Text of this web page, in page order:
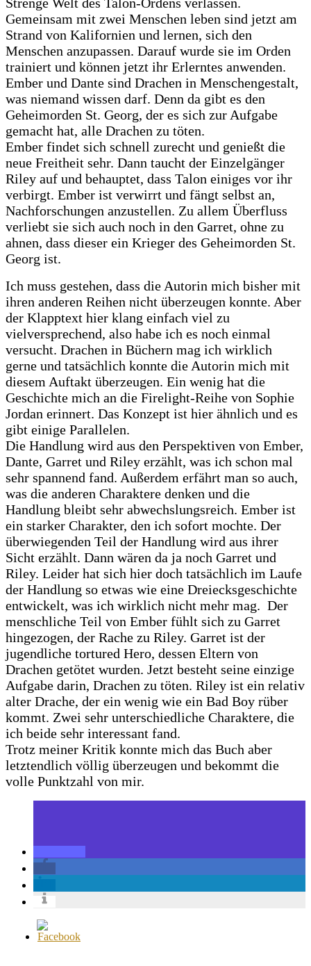
Gemeinsam mit zwei Menschen leben sind jetzt am
Strand von Kalifornien und lernen, sich den
Menschen anzupassen. Darauf wurde sie im Orden
trainiert und können jetzt ihr Erlerntes anwenden.
Ember und Dante sind Drachen in Menschengestalt,
was niemand wissen darf. Denn da gibt es den
Geheimorden St. Georg, der es sich zur Aufgabe
gemacht hat, alle Drachen zu töten.
Ember findet sich schnell zurecht und genießt die
neue Freitheit sehr. Dann taucht der Einzelgänger
Riley auf und behauptet, dass Talon einiges vor ihr
verbirgt. Ember ist verwirrt und fängt selbst an,
Nachforschungen anzustellen. Zu allem Überfluss
verliebt sie sich auch noch in den Garret, ohne zu
ahnen, dass dieser ein Krieger des Geheimorden St.
Georg ist.
Ich muss gestehen, dass die Autorin mich bisher mit
ihren anderen Reihen nicht überzeugen konnte. Aber
der Klapptext hier klang einfach viel zu
vielversprechend, also habe ich es noch einmal
versucht. Drachen in Büchern mag ich wirklich
gerne und tatsächlich konnte die Autorin mich mit
diesem Auftakt überzeugen. Ein wenig hat die
Geschichte mich an die Firelight-Reihe von Sophie
Jordan erinnert. Das Konzept ist hier ähnlich und es
gibt einige Parallelen.
Die Handlung wird aus den Perspektiven von Ember,
Dante, Garret und Riley erzählt, was ich schon mal
sehr spannend fand. Außerdem erfährt man so auch,
was die anderen Charaktere denken und die
Handlung bleibt sehr abwechslungsreich. Ember ist
ein starker Charakter, den ich sofort mochte. Der
überwiegenden Teil der Handlung wird aus ihrer
Sicht erzählt. Dann wären da ja noch Garret und
Riley. Leider hat sich hier doch tatsächlich im Laufe
der Handlung so etwas wie eine Dreiecksgeschichte
entwickelt, was ich wirklich nicht mehr mag. Der
menschliche Teil von Ember fühlt sich zu Garret
hingezogen, der Rache zu Riley. Garret ist der
jugendliche tortured Hero, dessen Eltern von
Drachen getötet wurden. Jetzt besteht seine einzige
Aufgabe darin, Drachen zu töten. Riley ist ein relativ
alter Drache, der ein wenig wie ein Bad Boy rüber
kommt. Zwei sehr unterschiedliche Charaktere, die
ich beide sehr interessant fand.
Trotz meiner Kritik konnte mich das Buch aber
letztendlich völlig überzeugen und bekommt die
volle Punktzahl von mir.